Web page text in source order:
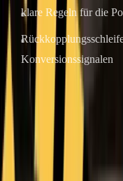
klare Regeln für die
Konversionssignalen
Das Modell legt die
vor.
Empfohlenes